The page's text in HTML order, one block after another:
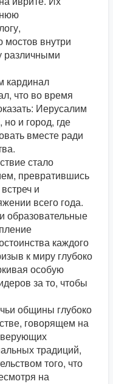
внутри
различными
кардинал
что во время
Иерусалим
но и город, где
вместе ради
стало
превратившись
и
всего года.
образовательные
каждого
к миру глубоко
особую
за то, чтобы
общины глубоко
говорящем на
традиций,
того, что
на